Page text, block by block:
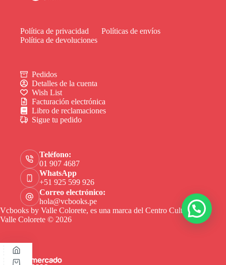
Política de privacidad
Políticas de envíos
Política de devoluciones
Pedidos
Detalles de la cuenta
Wish List
Facturación electrónica
Libro de reclamaciones
Sigue tu pedido
Teléfono:
01 907 4687
WhatsApp
+51 925 599 926
Correo electrónico:
hola@vcbooks.pe
Vcbooks by Valle Colorete, es una marca del Centro Cultural
Valle Colorete © 2026